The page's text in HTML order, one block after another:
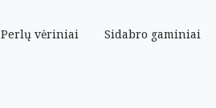
Perlų vėriniai Sidabro gaminiai